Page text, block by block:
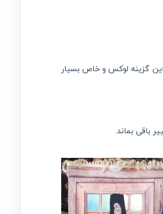
این گزینه لوکس و خاص بسیار
باقی بماند.